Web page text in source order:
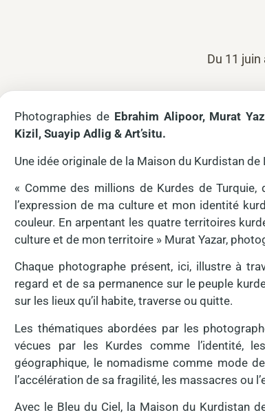
Du 11
Photographies de Ebrahim Alipoor, Murat
Kizil, Suayip Adlig & Art’situ.
Une idée originale de la Maison du Kurdistan de
« Comme des millions de Kurdes de Turquie,
l’expression de ma culture et mon identité
couleur. En arpentant les quatre territoires
culture et de mon territoire » Murat Yazar,
Chaque photographe présent, ici, illustre à
regard et de sa permanence sur le peuple
sur les lieux qu’il habite, traverse ou quitte.
Les thématiques abordées par les
vécues par les Kurdes comme l’identité,
géographique, le nomadisme comme mode
l’accélération de sa fragilité, les massacres ou
Avec le Bleu du Ciel, la Maison du Kurdistan